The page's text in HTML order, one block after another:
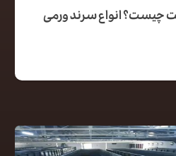
چیست؟ انواع سرند ورمی